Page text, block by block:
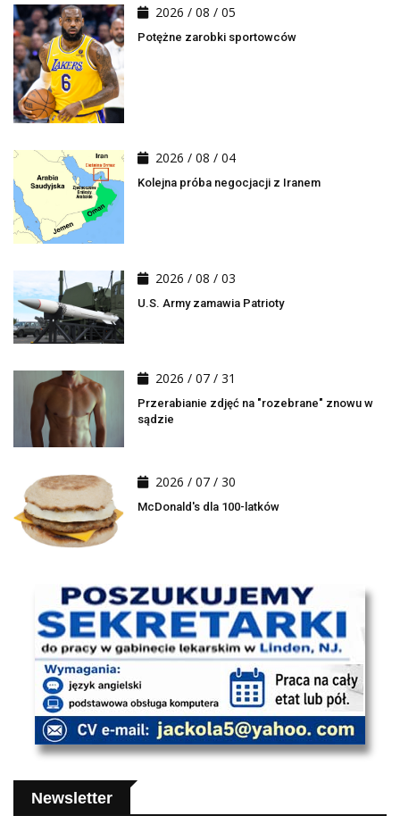
2026 / 08 / 05
Potężne zarobki sportowców
2026 / 08 / 04
Kolejna próba negocjacji z Iranem
2026 / 08 / 03
U.S. Army zamawia Patrioty
2026 / 07 / 31
Przerabianie zdjęć na "rozebrane" znowu w
sądzie
2026 / 07 / 30
McDonald's dla 100-latków
Newsletter